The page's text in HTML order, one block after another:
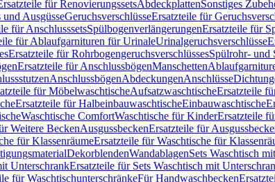
für RenovierungssetsAbdeckplattenSonstiges
AusgüsseGeruchsverschlüsseErsatzteile für
für AnschlusssetsSpülbogenverlängerungenErsatzteile für
für Ablaufgarnituren für UrinaleUrinalgeruchsverschlüsse
Ersatzteile für RohrbogengeruchsverschlüssesSpülrohr- und
Ersatzteile für AnschlussbögenManschetten
AnschlussbögenAbdeckungenAnschlüsse
für MöbelwaschtischeAufsatzwaschtischeErsatzteile
Ersatzteile für HalbeinbauwaschtischeEinbauwaschtische
Waschtische ComfortWaschtische für KinderErsatzteile
Weitere BeckenAusgussbeckenErsatzteile für
für KlassenräumeErsatzteile für Waschtische für
DekorblendenWandablagenSets Waschtisch
UnterschrankErsatzteile für Sets Waschtisch mit
für WaschtischunterschränkeFür Handwaschbecken